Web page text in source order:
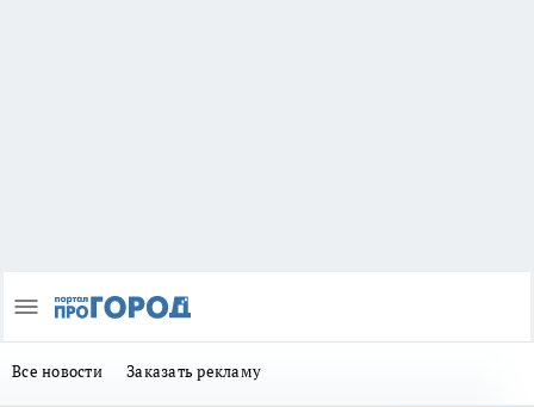
Все новости Заказать рекламу